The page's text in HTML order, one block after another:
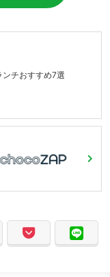
チおすすめ7選